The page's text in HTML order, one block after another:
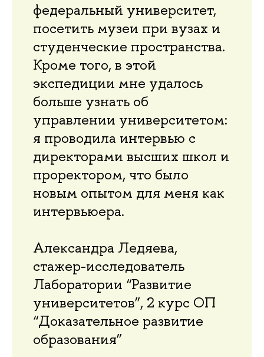
федеральный университет,
посетить музеи при вузах и
студенческие пространства.
Кроме того, в этой
экспедиции мне удалось
больше узнать об
управлении университетом:
я проводила интервью с
директорами высших школ и
проректором, что было
новым опытом для меня как
интервьюера.
Александра Ледяева,
стажер-исследователь
Лаборатории “Развитие
университетов”, 2 курс ОП
“Доказательное развитие
образования”